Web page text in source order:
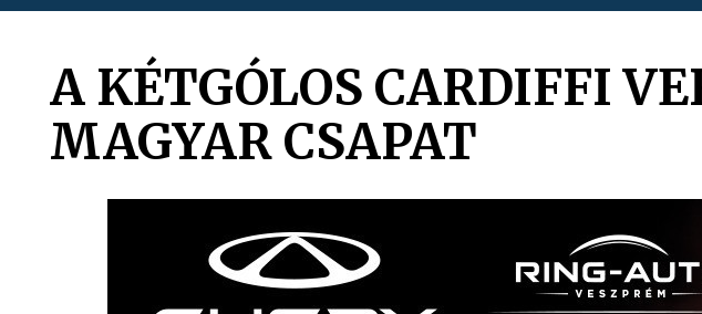
A KÉTGÓLOS CARDIFFI
MAGYAR CSAPAT